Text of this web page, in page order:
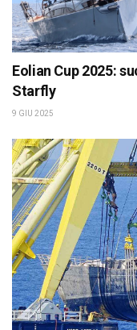
Eolian Cup 2025:
Starfly
9 GIU 2025